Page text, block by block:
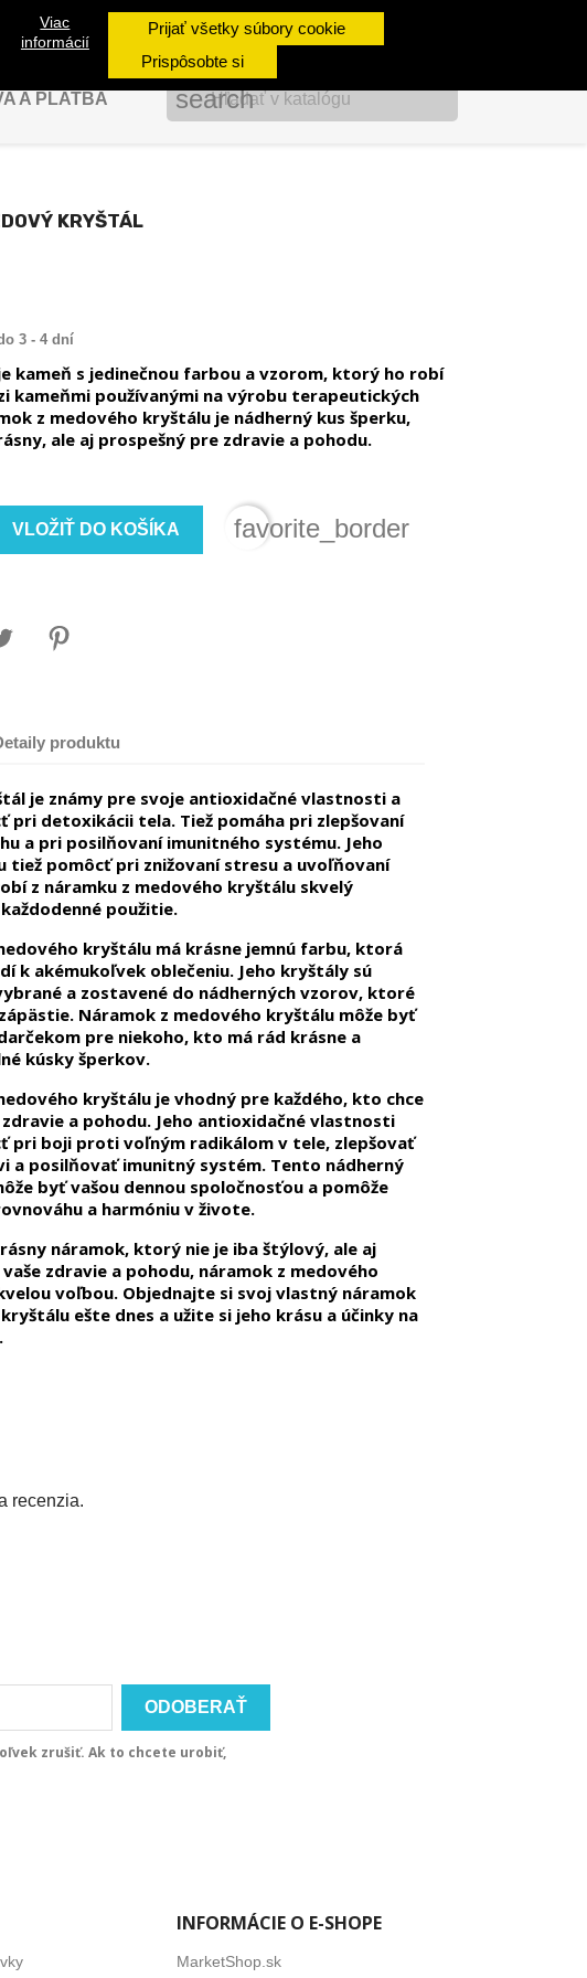
Viac
informácií
Prijať všetky súbory cookie
Prispôsobte si
 Prihlásiť sa shopping_cart
A PLATBA search
KRYŠTÁL
3 - 4 dní
kameň s jedinečnou farbou a vzorom, ktorý ho robí
kameňmi používanými na výrobu terapeutických
z medového kryštálu je nádherný kus šperku,
ale aj prospešný pre zdravie a pohodu.
VLOŽIŤ DO KOŠÍKA
favorite_border
produktu
je známy pre svoje antioxidačné vlastnosti a
pri detoxikácii tela. Tiež pomáha pri zlepšovaní
a pri posilňovaní imunitného systému. Jeho
tiež pomôcť pri znižovaní stresu a uvoľňovaní
z náramku z medového kryštálu skvelý
použitie.
kryštálu má krásne jemnú farbu, ktorá
k akémukoľvek oblečeniu. Jeho kryštály sú
a zostavené do nádherných vzorov, ktoré
Náramok z medového kryštálu môže byť
pre niekoho, kto má rád krásne a
kúsky šperkov.
kryštálu je vhodný pre každého, kto chce
a pohodu. Jeho antioxidačné vlastnosti
pri boji proti voľným radikálom v tele, zlepšovať
a posilňovať imunitný systém. Tento nádherný
byť vašou dennou spoločnosťou a pomôže
a harmóniu v živote.
náramok, ktorý nie je iba štýlový, ale aj
zdravie a pohodu, náramok z medového
voľbou. Objednajte si svoj vlastný náramok
ešte dnes a užite si jeho krásu a účinky na
recenzia.
zrušiť. Ak to chcete urobiť,
INFORMÁCIE O E-SHOPE
MarketShop.sk